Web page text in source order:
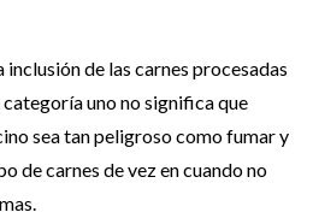
de las carnes procesadas
uno no significa que
sea tan peligroso como fumar y
de carnes de vez en cuando no